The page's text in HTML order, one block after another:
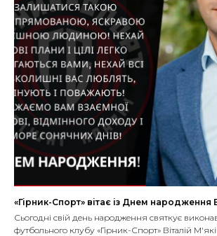
«Гірник-Спорт» вітає із Днем народження
Сьогодні свій день народження святкує
футбольного клубу «Гірник-Спорт» Віталій